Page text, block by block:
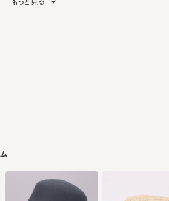
ては、帽子が汚れてしまう前の対策と
ーのお勧めしております。
サイズを小さくする際は、調節テープを
ーヨン100%